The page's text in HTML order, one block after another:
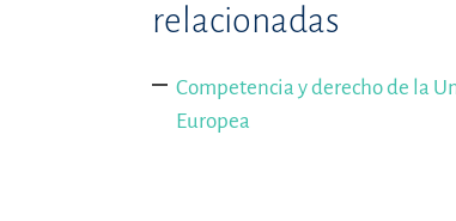
relacionadas
Competencia y derecho de la
Europea